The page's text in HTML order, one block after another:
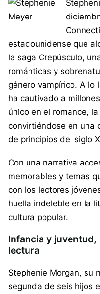
estadounidense que
la saga Crepúsculo,
románticas y
género vampírico. A lo
ha cautivado a
único en el romance,
convirtiéndose en una
de principios del siglo
Con una narrativa
memorables y temas
con los lectores
huella indeleble en la
cultura popular.
Infancia y juventud,
lectura
Stephenie Morgan, su
segunda de seis hijos